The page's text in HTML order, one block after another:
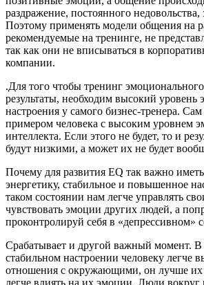
раздражение, постоянного
Поэтому применять модели общения на
рекомендуемые на тренинге, не
так как они не вписываться в
компании.
.Для того чтобы тренинг
результаты, необходим высокий уровень
настроения у самого бизнес-тренера.
примером человека с высоким уровнем
интеллекта. Если этого не будет, то и
будут низкими, а может их не будет
Почему для развития EQ так важно
энергетику, стабильное и повышенное
таком состоянии нам легче управлять
чувствовать эмоции других людей, а
проконтролируй себя в «депрессивном»
Срабатывает и другой важный момент.
стабильном настроении человеку легче
отношения с окружающими, он лучше их
легче влиять на их эмоции. Люди вокруг